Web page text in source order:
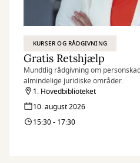
KURSER OG RÅDGIVNING
Gratis Retshjælp
Mundtlig rådgivning om
almindelige juridiske områder.
1. Hovedbiblioteket
10. august 2026
15:30 - 17:30